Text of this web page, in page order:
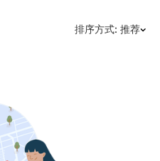
排序方式: 推荐